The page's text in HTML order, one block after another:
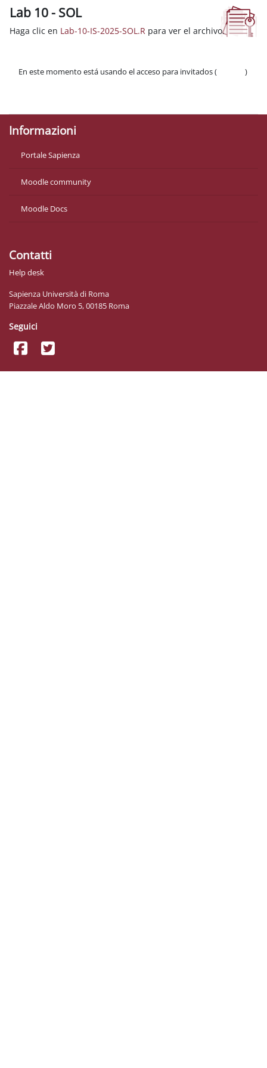
Lab 10 - SOL
Requisitos de finalización
Haga clic en Lab-10-IS-2025-SOL.R para ver el archivo.
En este momento está usando el acceso para invitados (
)
Informazioni
Portale Sapienza
Moodle community
Moodle Docs
Contatti
Help desk
Sapienza Università di Roma
Piazzale Aldo Moro 5, 00185 Roma
Seguici